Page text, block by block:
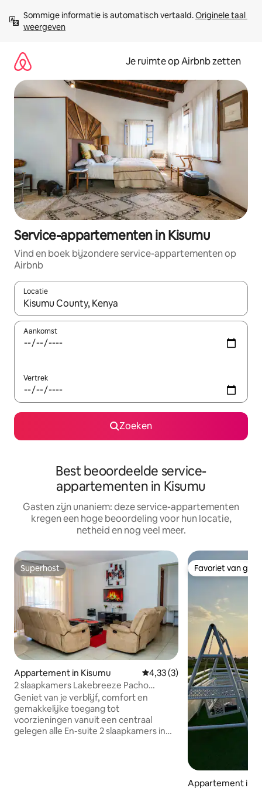
direct
naar
Sommige informatie is automatisch vertaald. Originele taal
weergeven
Je ruimte op Airbnb zetten
Service-appartementen in Kisumu
Vind en boek bijzondere service-appartementen op
Airbnb
Locatie
Wanneer er suggesties beschikbaar zijn, maak je een keuze
Aankomst
Vertrek
Zoeken
Best beoordeelde service-
appartementen in Kisumu
Gasten zijn unaniem: deze service-appartementen
kregen een hoge beoordeling voor hun locatie,
netheid en nog veel meer.
Superhost
Superhost
Appartement in Kisumu Gemiddelde beoordeling van
4,33 (3)
2 slaapkamers Lakebreeze Pacho
homestay
Geniet van je verblijf, comfort en
gemakkelijke toegang tot
voorzieningen vanuit een centraal
gelegen alle En-suite 2 slaapkamers in
Favoriet van
Favoriet van
Appartement in